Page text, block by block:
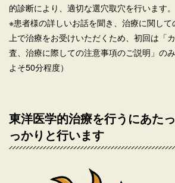
的診断により、適切な選穴取穴を行います。
※患者様の詳しいお話を聞き、治療に関し
上で治療をお受けいただくため、初回は「
査、治療に際しての注意事項のご説明」の
よそ50分程度）
東洋医学的治療を行うにあた
っかりと行います